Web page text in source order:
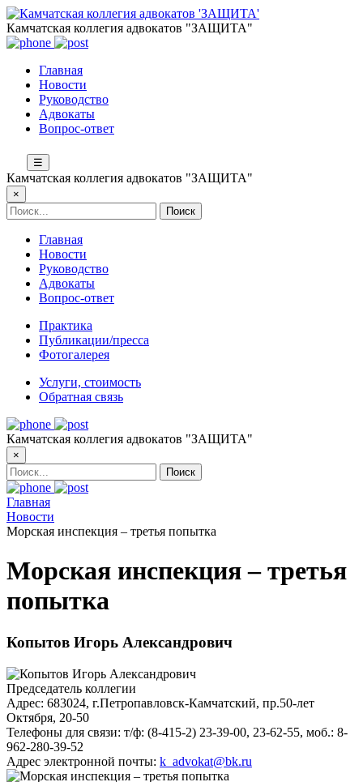
Камчатская коллегия адвокатов "ЗАЩИТА"
Главная
Новости
Руководство
Адвокаты
Вопрос-ответ
☰
Камчатская коллегия адвокатов "ЗАЩИТА"
×
Главная
Новости
Руководство
Адвокаты
Вопрос-ответ
Практика
Публикации/пресса
Фотогалерея
Услуги, стоимость
Обратная связь
Камчатская коллегия адвокатов "ЗАЩИТА"
×
Главная
Новости
Морская инспекция – третья попытка
Морская инспекция – третья
попытка
Копытов Игорь Александрович
Председатель коллегии
Адрес: 683024, г.Петропавловск-Камчатский, пр.50-лет
Октября, 20-50
Телефоны для связи: т/ф: (8-415-2) 23-39-00, 23-62-55, моб.: 8-
962-280-39-52
Адрес электронной почты: k_advokat@bk.ru